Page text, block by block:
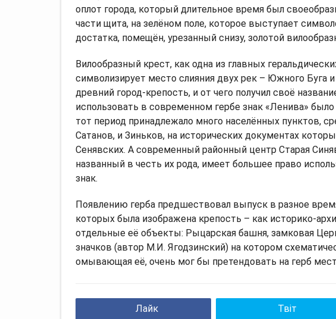
оплот города, который длительное время был
части щита, на зелёном поле, которое выступает
достатка, помещён, урезанный снизу, золотой
Вилообразный крест, как одна из главных
символизирует место слияния двух рек – Южного
древний город-крепость, и от чего получил своё
использовать в современном гербе знак «Ленива»
тот период принадлежало много населённых пунктов,
Сатанов, и Зиньков, на исторических документах
Сенявских. А современный районный центр Старая
названный в честь их рода, имеет большее право
знак.
Появлению герба предшествовал выпуск в разное
которых была изображена крепость – как историко-
отдельные её объекты: Рыцарская башня, замковая
значков (автор М.И. Ягодзинский) на котором
омывающая её, очень мог бы претендовать на герб
Лайк Твіт